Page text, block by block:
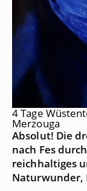
4 Tage
Merzouga
Absolut! Die
nach Fes
reichhaltiges
Naturwunder,